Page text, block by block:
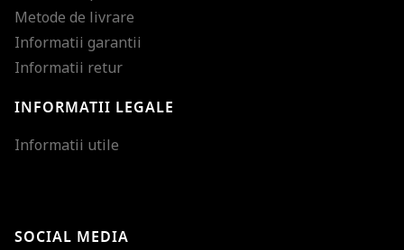
Metode de livrare
Informatii garantii
Informatii retur
INFORMATII LEGALE
Informatii utile
SOCIAL MEDIA